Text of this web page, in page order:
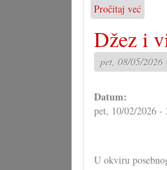
Pročitaj već
das
gassl
Musi
Triom
Džez i
pet, 08/05/2026
Datum:
pet, 10/02/2026 -
U okviru